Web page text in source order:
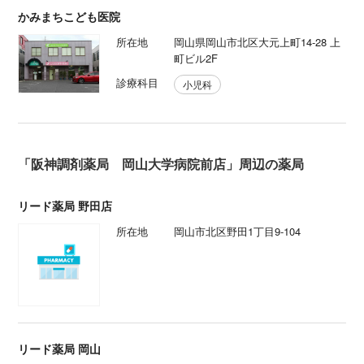
かみまちこども医院
所在地
岡山県岡山市北区大元上町14-28 上
町ビル2F
診療科目
小児科
「阪神調剤薬局 岡山大学病院前店」周辺の薬局
リード薬局 野田店
所在地 岡山市北区野田1丁目9-104
リード薬局 岡山